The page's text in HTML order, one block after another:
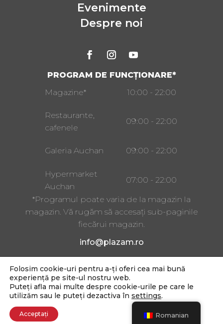
Evenimente
Despre noi
PROGRAM DE FUNCȚIONARE*
Magazine*
10:00 - 22:00
Restaurante,
cafenele
09:00 - 22:00
Galeria Auchan 09:00 - 22:00
Hypermarket
Auchan
07:00 - 22:00
*Programul poate varia de la magazin la
magazin. Vă rugăm să accesați sub-paginile
fiecărui magazin.
info@plazam.ro
Strada Gheorghe Doja 243,
Târgu Mureș 540228
Romanian
Folosim cookie-uri pentru a-ți oferi cea mai bună
experiență pe site-ul nostru web.
Puteți afla mai multe despre cookie-urile pe care le
utilizăm sau le puteți dezactiva în settings.
Acceptați